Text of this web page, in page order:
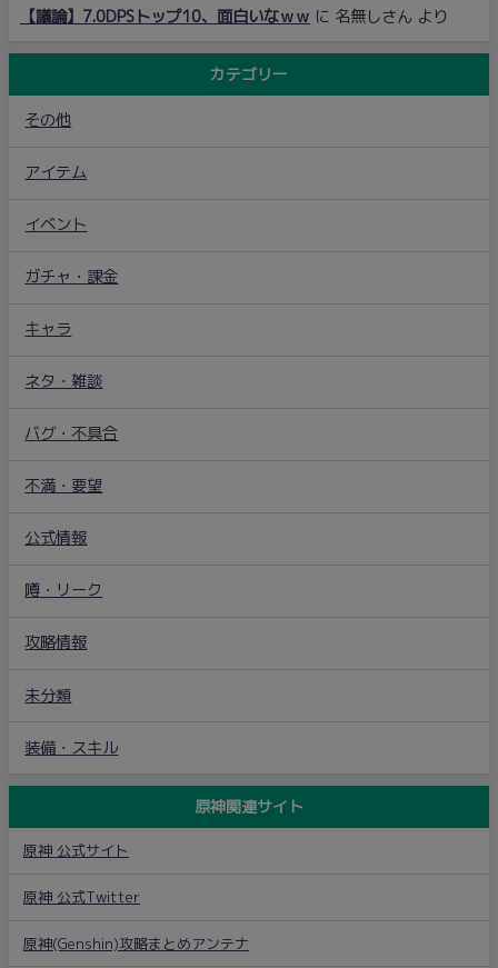
【議論】7.0DPSトップ10、面白いなｗｗ に 名無しさん より
カテゴリー
その他
アイテム
イベント
ガチャ・課金
キャラ
ネタ・雑談
バグ・不具合
不満・要望
公式情報
噂・リーク
攻略情報
未分類
装備・スキル
原神関連サイト
原神 公式サイト
原神 公式Twitter
原神(Genshin)攻略まとめアンテナ